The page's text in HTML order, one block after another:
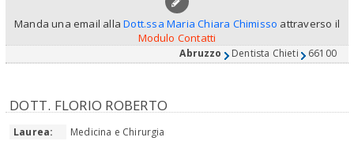
Manda una email allaDott.ssa Maria Chiara Chimisso attraverso il
Modulo Contatti
Abruzzo Dentista Chieti 66100
DOTT. FLORIO ROBERTO
Laurea: Medicina e Chirurgia